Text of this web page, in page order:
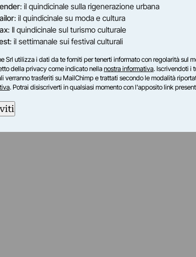
voglia di vivere possiamo bearci mentre
“contaminati” dal device 2.0,
: il quindicinale sulla rigenerazione urbana
: il quindicinale su moda e cultura
: Il quindicinale sul turismo culturale
: il settimanale sui festival culturali
Srl utilizza i dati da te forniti per tenerti informato con regolarità sul
della privacy come indicato nellanostra informativa. Iscrivendoti i
verranno trasferiti su MailChimp e trattati secondo le modalità
. Potrai disiscriverti in qualsiasi momento con l'apposito link